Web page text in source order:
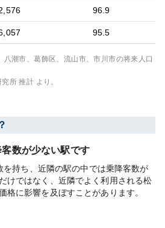
96.9
95.5
八潮市、葛飾区、流山市、市川市の将来人口
所 推計 より。
数が少ない駅です
持ち、近隣の駅の中では乗降客数が
けではなく、近隣でよく利用される松
格に影響を及ぼすことがあります。